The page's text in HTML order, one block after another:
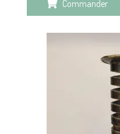
Commander